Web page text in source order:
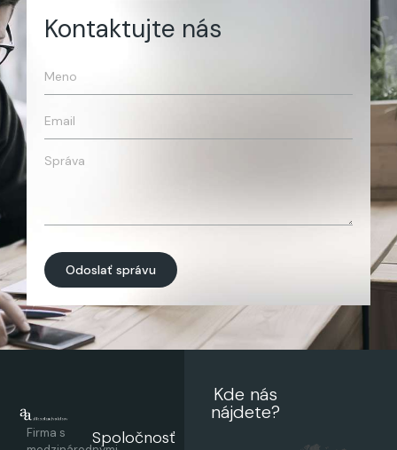
Kontaktujte nás
Odoslať správu
Firma s
Spoločnosť
Kde nás
nájdete?